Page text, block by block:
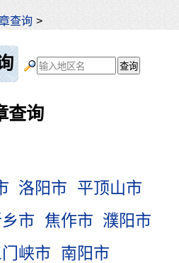
查询 >
查询
洛阳市
平顶山市
市 焦作市 濮阳市
峡市
南阳市